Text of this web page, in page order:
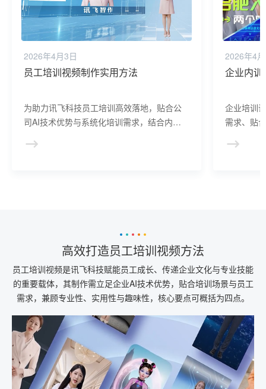
2026年4月3日
员工培训视频制作实用方法
为助力讯飞科技员工培训高效落地，贴合公
司AI技术优势与系统化培训需求，结合内部
也能快速产出专业、易懂、贴合业务的培训
2026年4
企业内训
企业培训
需求、贴
讯飞科技
高效打造员工培训视频方法
员工培训视频是讯飞科技赋能员工成长、传递企业文化与专业技能
的重要载体，其制作需立足企业AI技术优势，贴合培训场景与员工
需求，兼顾专业性、实用性与趣味性，核心要点可概括为四点。